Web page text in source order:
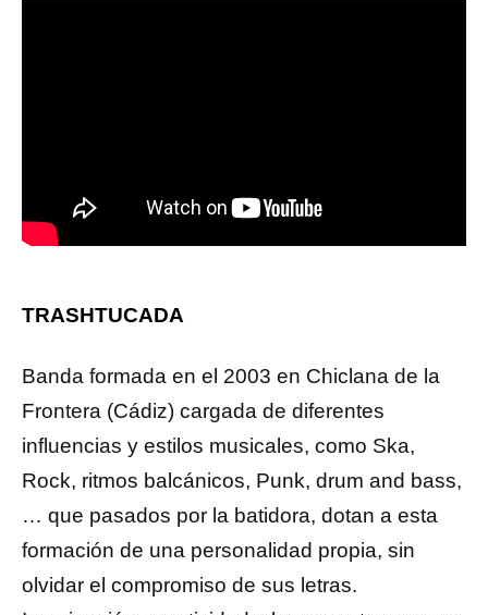
TRASHTUCADA
Banda formada en el 2003 en Chiclana de la
Frontera (Cádiz) cargada de diferentes
influencias y estilos musicales, como Ska,
Rock, ritmos balcánicos, Punk, drum and bass,
… que pasados por la batidora, dotan a esta
formación de una personalidad propia, sin
olvidar el compromiso de sus letras.